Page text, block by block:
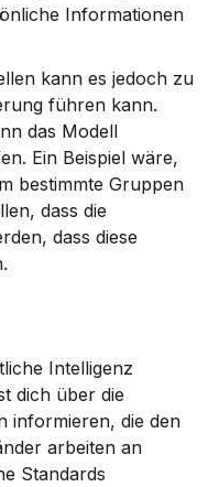
Informationen
kann es jedoch zu
führen kann.
das Modell
Ein Beispiel wäre,
bestimmte Gruppen
dass diese
Intelligenz
dich über die
informieren, die den
arbeiten an
Standards